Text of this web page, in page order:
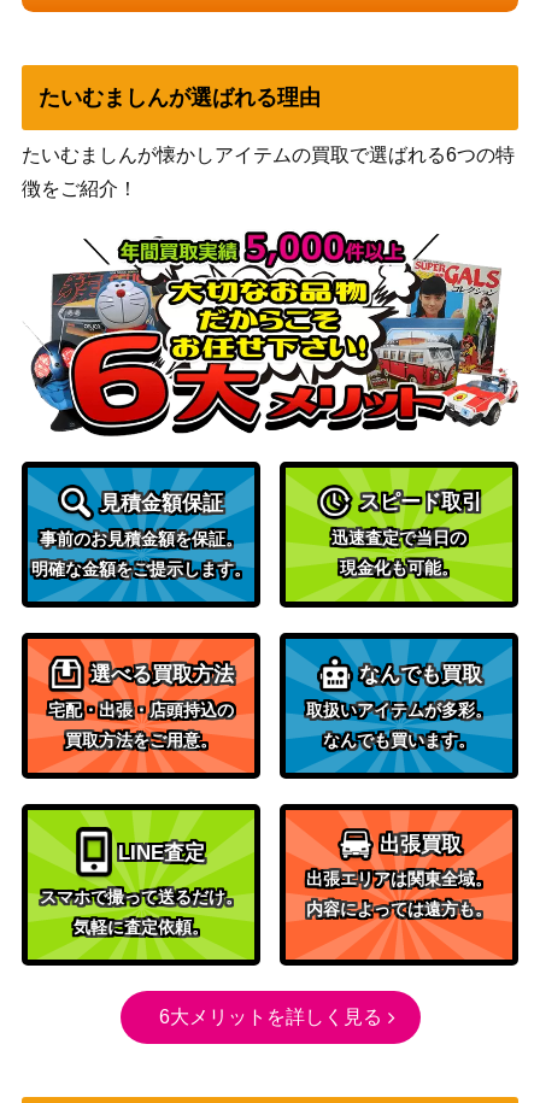
ブラック・マジシャ
【HC01-JP003】
KONAMI
COLLECTION）
遊戯王 夢幻転星イド
ﾄ）DANE
遊戯王 増殖するＧ
（20thｼｰｸﾚｯﾄ） 20th
KONAMI
24,000
幸せな夢と共に カタ
リナ（SR）B15
Nintendo 600
デーモンの召喚（U
L）【SC-51】
コナミ
ル・オブ・カオス －闇を制す
る者－）
遊戯王 無限泡影（2
0thｼｰｸﾚｯﾄ） 20th
KONAMI
4,500
遊戯王 エフェクト・
ヴェーラー（ｼｰｸﾚｯ
ﾄ）20th
KONAMI 30
遊戯王 Sin Territory
（20thｼｰｸﾚｯﾄ） 20th
KONAMI 700
積み重ねた想い 北沢
ブシロード
5,000
青眼の白龍（UL/レ
リーフ）【SM-51】
KONAMI
（仮面の呪縛）
72,000
遊戯王 ブルーアイ
ズ・カオス・ＭＡ
Ｘ・ドラゴン（20th
ｼｰｸﾚｯﾄ） 20th
KONAMI
遊戯王 守護竜ピステ
たいむましんが選ばれる理由
たいむましんが懐かしアイテムの買取で選ばれる6つの特
徴をご紹介！
見積金額保証
事前のお見積金額を保証。
明確な金額をご提示します。
スピード取引
迅速査定で当日の
現金化も可能。
選べる買取方法
宅配・出張・店頭持込の
買取方法をご用意。
なんでも買取
取扱いアイテムが多彩。
なんでも買います。
LINE査定
スマホで撮って送るだけ。
気軽に査定依頼。
出張買取
出張エリアは関東全域。
内容によっては遠方も。
6大メリットを詳しく見る